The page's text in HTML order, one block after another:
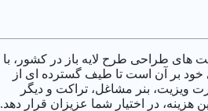
های طراحی طرح لایه باز در کشور، با
بر آن است تا طیف گسترده ای از
ویزیت، بنر مشاغل، تراکت و دیگر
هزینه، در اختیار شما عزیزان قرار دهد.